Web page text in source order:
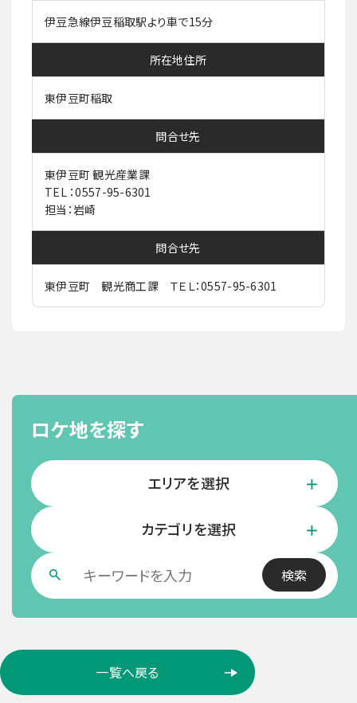
伊豆急線伊豆稲取駅より車で15分
所在地住所
東伊豆町稲取
問合せ先
東伊豆町 観光産業課
TEL ：0557-95-6301
担当：岩崎
問合せ先
東伊豆町 観光商工課 ＴＥＬ：0557-95-6301
ロケ地を探す
エリアを選択
カテゴリを選択
ケ
一覧へ戻る